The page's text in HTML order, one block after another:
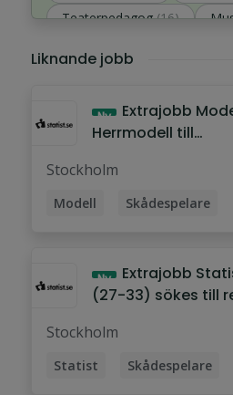
Teaterpedagog (16)
Liknande jobb
Ny
Herrmodell till
träningskläder s
Stockholm
Modell Skådespelare
Ny
(27-33) sökes till
Stockholm
Statist Skådespelare